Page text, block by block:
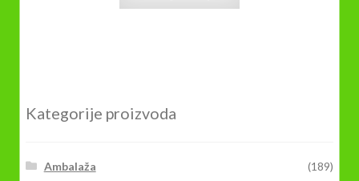
Kategorije proizvoda
Ambalaža
(189)